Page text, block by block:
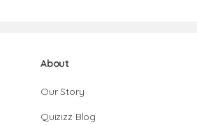
About
Our Story
Quizizz Blog